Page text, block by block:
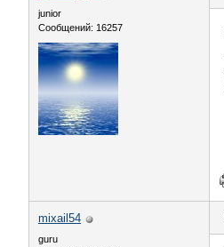
juniоr
Сообщений: 16257
mixail54
guru